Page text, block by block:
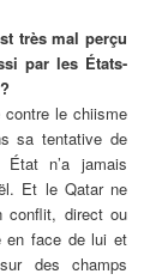
très mal perçu
par les États-
contre le chiisme
sa tentative de
n’a jamais
Et le Qatar ne
conflit, direct ou
en face de lui et
des champs